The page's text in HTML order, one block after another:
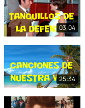
03:04
25:34